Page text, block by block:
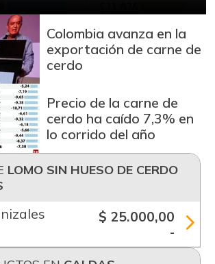
Colombia avanza en la
exportación de carne de
cerdo
Precio de la carne de
cerdo ha caído 7,3% en
lo corrido del año
LOMO SIN HUESO DE CERDO
$ 25.000,00
-